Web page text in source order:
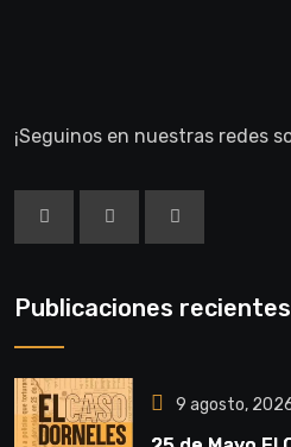
¡Seguinos en nuestras redes
Publicaciones recientes
9 agosto,